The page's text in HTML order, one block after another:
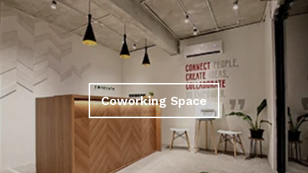
Coworking Space